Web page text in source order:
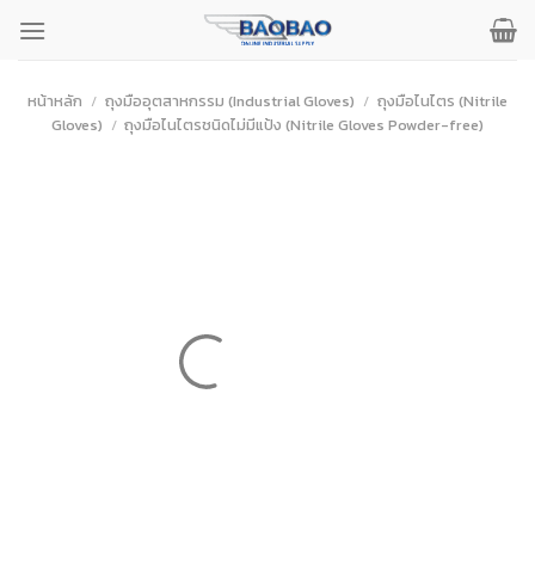
เนื้อหาหน้าหลัก / ถุงมืออุตสาหกรรม (Industrial Gloves) / ถุงมือไนไตร (Nitrile
Gloves) / ถุงมือไนไตรชนิดไม่มีแป้ง (Nitrile Gloves Powder-free)